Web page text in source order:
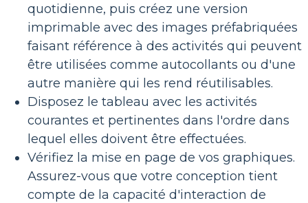
quotidienne, puis créez une version
imprimable avec des images préfabriquées
faisant référence à des activités qui peuvent
être utilisées comme autocollants ou d'une
autre manière qui les rend réutilisables.
Disposez le tableau avec les activités
courantes et pertinentes dans l'ordre dans
lequel elles doivent être effectuées.
Vérifiez la mise en page de vos graphiques.
Assurez-vous que votre conception tient
compte de la capacité d'interaction de